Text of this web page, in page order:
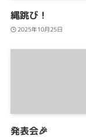
縄跳び！
2025年10月25日
発表会🎉